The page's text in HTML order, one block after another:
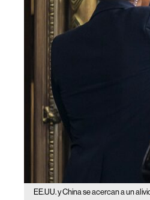
EE.UU. y China se acercan a un